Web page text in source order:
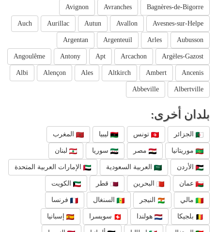
Bagnères-de-Bigorre
Avranches
Avignon
Avesnes-sur-Helpe
Avallon
Autun
Aurillac
Auch
Aubusson
Arles
Argenteuil
Argentan
Argèles-Gazost
Arcachon
Apt
Antony
Angoulême
Ancenis
Ambert
Altkirch
Ales
Alençon
Albi
Albertville
Abbeville
بلدان أخرى:
الجزائر تونس ليبيا المغرب
موريتانيا مصر سوريا لبنان
الأردن العربية السعودية الإمارات العربية المتحدة
عمان البحرين قطر الكويت
مالي النيجر السنغال فرنسا
بلجيكا هولندا سويسرا إسبانيا